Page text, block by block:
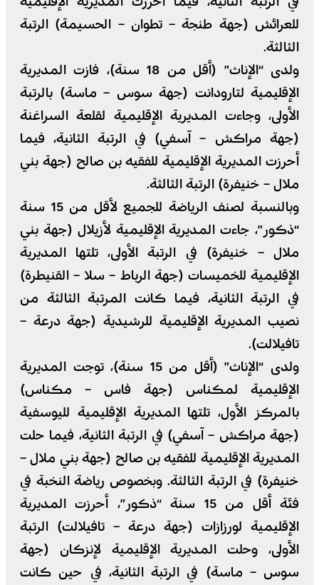
للعرائش (جهة طنجة – تطوان – الحسيمة) الرتبة
الثالثة.
ولدى “الإناث” (أقل من 18 سنة)، فازت المديرية
الإقليمية لتارودانت (جهة سوس – ماسة) بالرتبة
الأولى، وجاءت المديرية الإقليمية لقلعة السراغنة
(جهة مراكش – آسفي) في الرتبة الثانية، فيما
أحرزت المديرية الإقليمية للفقيه بن صالح (جهة بني
ملال – خنيفرة) الرتبة الثالثة.
وبالنسبة لصنف الرياضة للجميع لأقل من 15 سنة
“ذكور”، جاءت المديرية الإقليمية لأزيلال (جهة بني
ملال – خنيفرة) في الرتبة الأولى، تلتها المديرية
الإقليمية للخميسات (جهة الرباط – سلا – القنيطرة)
في الرتبة الثانية، فيما كانت المرتبة الثالثة من
نصيب المديرية الإقليمية للرشيدية (جهة درعة –
تافيلالت).
ولدى “الإناث” (أقل من 15 سنة)، توجت المديرية
الإقليمية لمكناس (جهة فاس – مكناس)
بالمركز الأول، تلتها المديرية الإقليمية لليوسفية
(جهة مراكش – آسفي) في الرتبة الثانية، فيما حلت
المديرية الإقليمية للفقيه بن صالح (جهة بني ملال –
خنيفرة) في الرتبة الثالثة. وبخصوص رياضة النخبة في
فئة أقل من 15 سنة “ذكور”، أحرزت المديرية
الإقليمية لورزازات (جهة درعة – تافيلالت) الرتبة
الأولى، وحلت المديرية الإقليمية لإنزكان (جهة
سوس – ماسة) في الرتبة الثانية، في حين كانت